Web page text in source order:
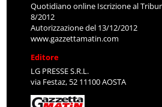
Quotidiano online Iscrizione al
8/2012
Autorizzazione del 13/12/2012
www.gazzettamatin.com
Editore
LG PRESSE S.R.L.
via Festaz, 52 11100 AOSTA